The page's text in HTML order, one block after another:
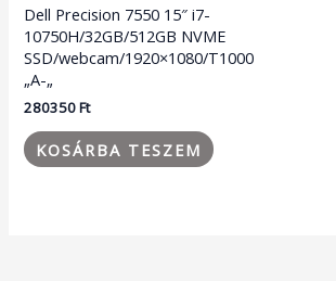
Dell Precision 7550 15″ i7-
10750H/32GB/512GB NVME
SSD/webcam/1920×1080/T1000
„A-„
280350Ft
KOSÁRBA TESZEM